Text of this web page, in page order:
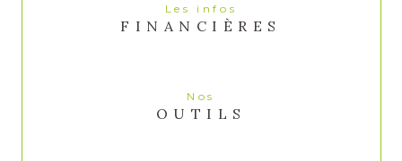
Les infos
FINANCIÈRES
Nos
OUTILS